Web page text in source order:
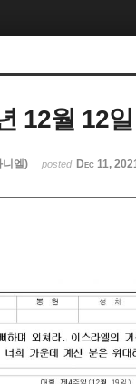
12월 12
니엘) posted Dec 11,